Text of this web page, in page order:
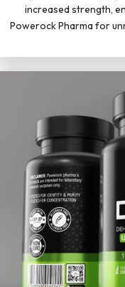
increased strength,
Powerock Pharma for